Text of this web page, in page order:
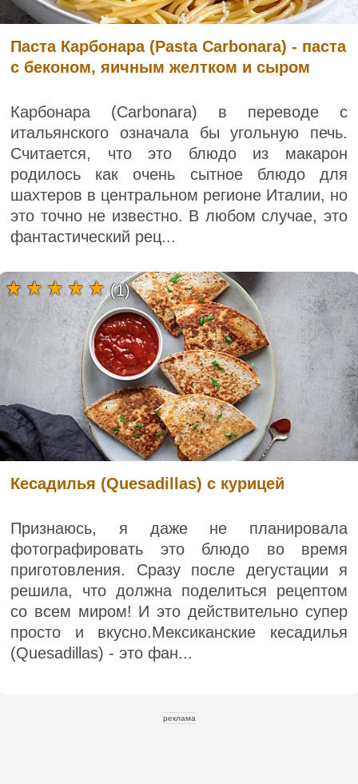
Паста Карбонара (Pasta Carbonara) - паста
с беконом, яичным желтком и сыром
Карбонара (Carbonara) в переводе с
итальянского означала бы угольную печь.
Считается, что это блюдо из макарон
родилось как очень сытное блюдо для
шахтеров в центральном регионе Италии, но
это точно не известно. В любом случае, это
фантастический рец...
Кесадилья (Quesadillas) с курицей
Признаюсь, я даже не планировала
фотографировать это блюдо во время
приготовления. Сразу после дегустации я
решила, что должна поделиться рецептом
со всем миром! И это действительно супер
просто и вкусно.Мексиканские кесадилья
(Quesadillas) - это фан...
(1)
реклама